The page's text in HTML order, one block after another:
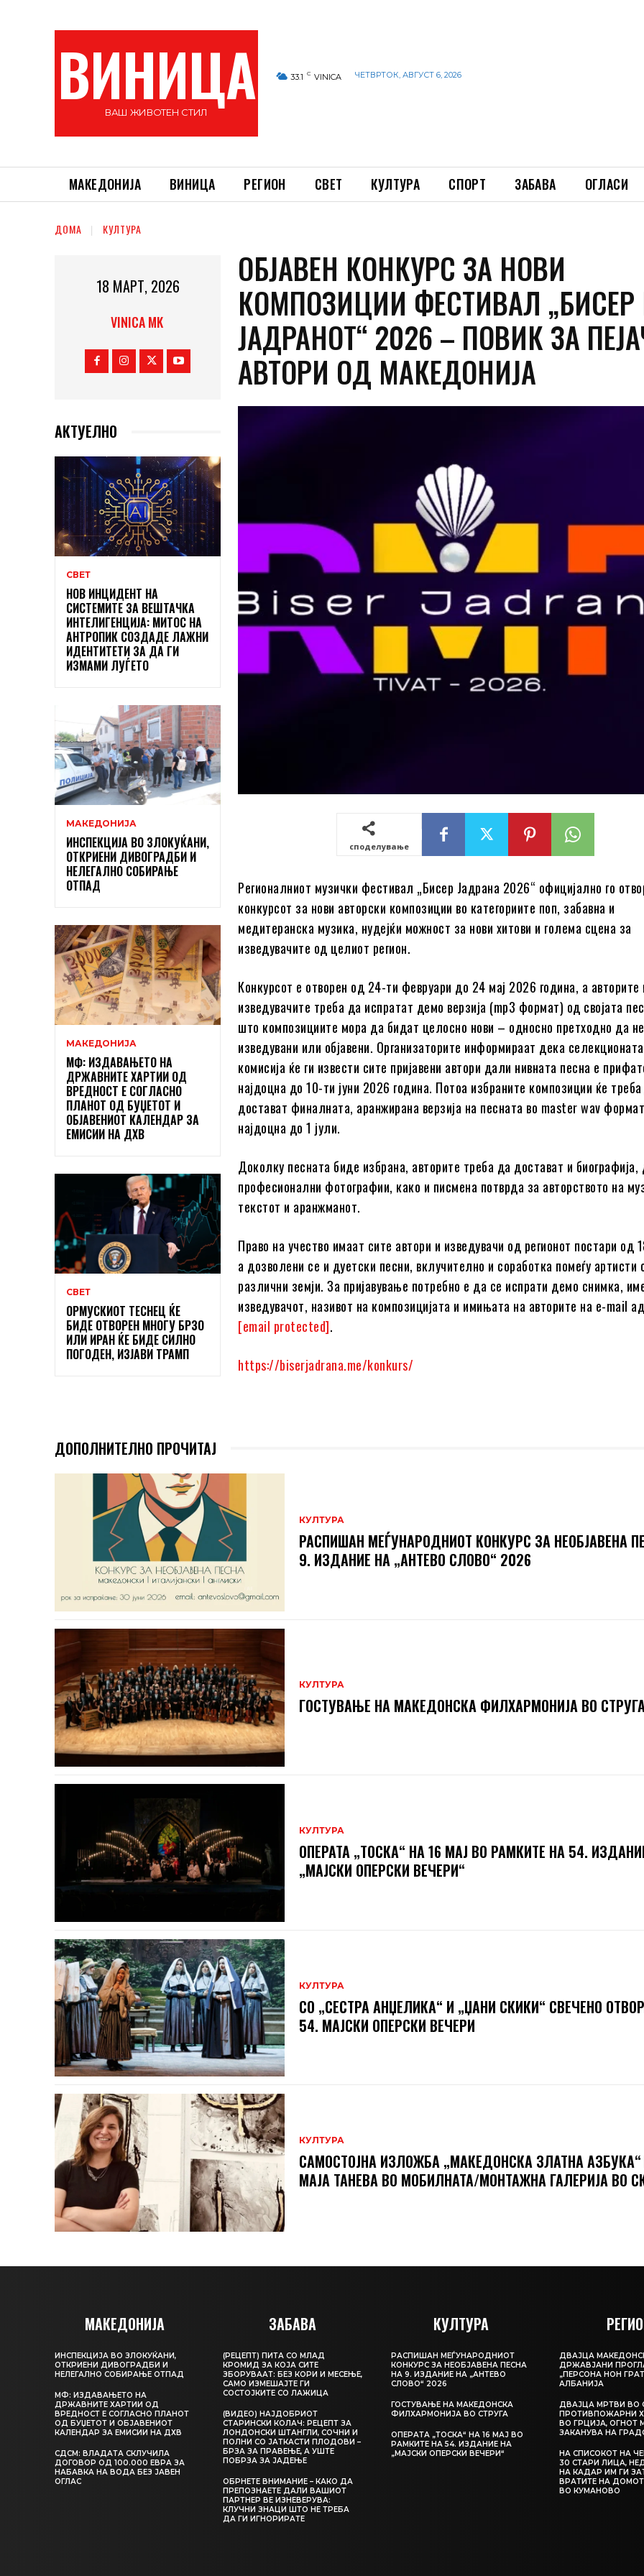
ВИНИЦА
ВАШ ЖИВОТЕН СТИЛ
33.1 C VINICA ЧЕТВРТОК, АВГУСТ 6, 2026
МАКЕДОНИЈА ВИНИЦА РЕГИОН СВЕТ КУЛТУРА СПОРТ ЗАБАВА ОГЛАСИ
ДОМА КУЛТУРА
18 МАРТ, 2026
VINICA MK
АКТУЕЛНО
СВЕТ
НОВ ИНЦИДЕНТ НА
СИСТЕМИТЕ ЗА ВЕШТАЧКА
ИНТЕЛИГЕНЦИЈА: МИТОС НА
АНТРОПИК СОЗДАДЕ ЛАЖНИ
ИДЕНТИТЕТИ ЗА ДА ГИ
ИЗМАМИ ЛУЃЕТО
МАКЕДОНИЈА
ИНСПЕКЦИЈА ВО ЗЛОКУЌАНИ,
ОТКРИЕНИ ДИВОГРАДБИ И
НЕЛЕГАЛНО СОБИРАЊЕ
ОТПАД
МАКЕДОНИЈА
МФ: ИЗДАВАЊЕТО НА
ДРЖАВНИТЕ ХАРТИИ ОД
ВРЕДНОСТ Е СОГЛАСНО
ПЛАНОТ ОД БУЏЕТОТ И
ОБЈАВЕНИОТ КАЛЕНДАР ЗА
ЕМИСИИ НА ДХВ
СВЕТ
ОРМУСКИОТ ТЕСНЕЦ ЌЕ
БИДЕ ОТВОРЕН МНОГУ БРЗО
ИЛИ ИРАН ЌЕ БИДЕ СИЛНО
ПОГОДЕН, ИЗЈАВИ ТРАМП
ОБЈАВЕН КОНКУРС ЗА НОВИ
КОМПОЗИЦИИ ФЕСТИВАЛ „БИСЕР
ЈАДРАНОТ“ 2026 – ПОВИК ЗА
АВТОРИ ОД МАКЕДОНИЈА
споделување
Регионалниот музички фестивал „Бисер Јадрана 2026“ официјално го
конкурсот за нови авторски композиции во категориите поп, забавна и
медитеранска музика, нудејќи можност за нови хитови и голема сцена за
изведувачите од целиот регион.
Конкурсот е отворен од 24-ти февруари до 24 мај 2026 година, а авторите
изведувачите треба да испратат демо верзија (mp3 формат) од својата
што композициите мора да бидат целосно нови – односно претходно да
изведувани или објавени. Организаторите информираат дека селекционата
комисија ќе ги извести сите пријавени автори дали нивната песна е
најдоцна до 10-ти јуни 2026 година. Потоа избраните композиции ќе треба
достават финалната, аранжирана верзија на песната во master wav формат
најдоцна до 1 јули.
Доколку песната биде избрана, авторите треба да достават и биографија,
професионални фотографии, како и писмена потврда за авторството на
текстот и аранжманот.
Право на учество имаат сите автори и изведувачи од регионот постари од
а дозволени се и дуетски песни, вклучително и соработка помеѓу артисти
различни земји. За пријавување потребно е да се испрати демо снимка,
изведувачот, називот на композицијата и имињата на авторите на e-mail
[email protected].
https://biserjadrana.me/konkurs/
ДОПОЛНИТЕЛНО ПРОЧИТАЈ
КУЛТУРА
РАСПИШАН МЕЃУНАРОДНИОТ КОНКУРС ЗА НЕОБЈАВЕНА
9. ИЗДАНИЕ НА „АНТЕВО СЛОВО“ 2026
КУЛТУРА
ГОСТУВАЊЕ НА МАКЕДОНСКА ФИЛХАРМОНИЈА ВО СТРУГА
КУЛТУРА
ОПЕРАТА „ТОСКА“ НА 16 МАЈ ВО РАМКИТЕ НА 54.
„МАЈСКИ ОПЕРСКИ ВЕЧЕРИ“
КУЛТУРА
СО „СЕСТРА АНЏЕЛИКА“ И „ЏАНИ СКИКИ“ СВЕЧЕНО
54. МАЈСКИ ОПЕРСКИ ВЕЧЕРИ
КУЛТУРА
САМОСТОЈНА ИЗЛОЖБА „МАКЕДОНСКА ЗЛАТНА
МAЈА ТАНЕВА ВО МОБИЛНАТА/МОНТАЖНА ГАЛЕРИЈА ВО
МАКЕДОНИЈА
ИНСПЕКЦИЈА ВО ЗЛОКУЌАНИ,
ОТКРИЕНИ ДИВОГРАДБИ И
НЕЛЕГАЛНО СОБИРАЊЕ ОТПАД
МФ: ИЗДАВАЊЕТО НА
ДРЖАВНИТЕ ХАРТИИ ОД
ВРЕДНОСТ Е СОГЛАСНО ПЛАНОТ
ОД БУЏЕТОТ И ОБЈАВЕНИОТ
КАЛЕНДАР ЗА ЕМИСИИ НА ДХВ
СДСМ: ВЛАДАТА СКЛУЧИЛА
ДОГОВОР ОД 100.000 ЕВРА ЗА
НАБАВКА НА ВОДА БЕЗ ЈАВЕН
ОГЛАС
ЗАБАВА
(РЕЦЕПТ) ПИТА СО МЛАД
КРОМИД ЗА КОЈА СИТЕ
ЗБОРУВААТ: БЕЗ КОРИ И МЕСЕЊЕ,
САМО ИЗМЕШАЈТЕ ГИ
СОСТОЈКИТЕ СО ЛАЖИЦА
(ВИДЕО) НАЈДОБРИОТ
СТАРИНСКИ КОЛАЧ: РЕЦЕПТ ЗА
ЛОНДОНСКИ ШТАНГЛИ, СОЧНИ И
ПОЛНИ СО ЈАТКАСТИ ПЛОДОВИ –
БРЗА ЗА ПРАВЕЊЕ, А УШТЕ
ПОБРЗА ЗА ЈАДЕЊЕ
ОБРНЕТЕ ВНИМАНИЕ – КАКО ДА
ПРЕПОЗНАЕТЕ ДАЛИ ВАШИОТ
ПАРТНЕР ВЕ ИЗНЕВЕРУВА:
КЛУЧНИ ЗНАЦИ ШТО НЕ ТРЕБА
ДА ГИ ИГНОРИРАТЕ
КУЛТУРА
РАСПИШАН МЕЃУНАРОДНИОТ
КОНКУРС ЗА НЕОБЈАВЕНА ПЕСНА
НА 9. ИЗДАНИЕ НА „АНТЕВО
СЛОВО“ 2026
ГОСТУВАЊЕ НА МАКЕДОНСКА
ФИЛХАРМОНИЈА ВО СТРУГА
ОПЕРАТА „ТОСКА“ НА 16 МАЈ ВО
РАМКИТЕ НА 54. ИЗДАНИЕ НА
„МАЈСКИ ОПЕРСКИ ВЕЧЕРИ“
ДВАЈЦА
ДРЖАВЈАНИ
„ПЕРСОНА НОН
АЛБАНИЈА
ДВАЈЦА МРТВИ ВО
ПРОТИВПОЖАРНИ
ВО ГРЦИЈА, ОГНОТ
ЗАКАНУВА НА
НА СПИСОКОТ НА
30 СТАРИ ЛИЦА,
НА КАДАР ИМ ГИ
ВРАТИТЕ НА ДОМОТ
ВО КУМАНОВО